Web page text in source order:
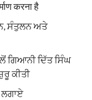
करना है
ਸੰਤੁਲਨ ਅਤੇ
ਗਿਆਨੀ ਦਿੱਤ ਸਿੰਘ
ਕੀਤੀ
ਲਗਾਏ